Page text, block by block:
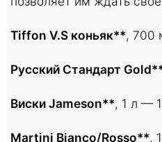
Tiffon V.S коньяк**, 700
Русский Стандарт
Виски Jameson**, 1 л —
Martini Bianco/Rosso**,